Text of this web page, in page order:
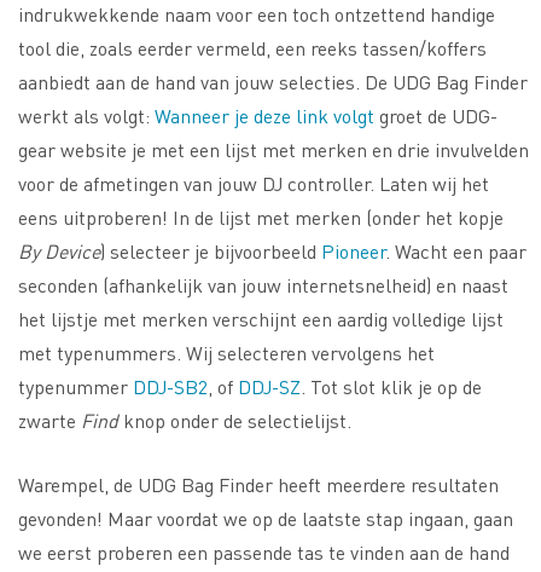
indrukwekkende naam voor een toch ontzettend handige
tool die, zoals eerder vermeld, een reeks tassen/koffers
aanbiedt aan de hand van jouw selecties. De UDG Bag Finder
werkt als volgt: Wanneer je deze link volgt groet de UDG-
gear website je met een lijst met merken en drie invulvelden
voor de afmetingen van jouw DJ controller. Laten wij het
eens uitproberen! In de lijst met merken (onder het kopje
By Device) selecteer je bijvoorbeeld Pioneer. Wacht een paar
seconden (afhankelijk van jouw internetsnelheid) en naast
het lijstje met merken verschijnt een aardig volledige lijst
met typenummers. Wij selecteren vervolgens het
typenummer DDJ-SB2 , of DDJ-SZ . Tot slot klik je op de
zwarte Findknop onder de selectielijst.
Warempel, de UDG Bag Finder heeft meerdere resultaten
gevonden! Maar voordat we op de laatste stap ingaan, gaan
we eerst proberen een passende tas te vinden aan de hand